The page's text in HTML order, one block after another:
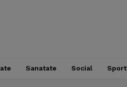
Sanatate Social Sport